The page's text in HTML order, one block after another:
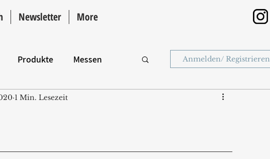
Newsletter More
Produkte Messen Anmelden/ Registrieren
1 Min. Lesezeit